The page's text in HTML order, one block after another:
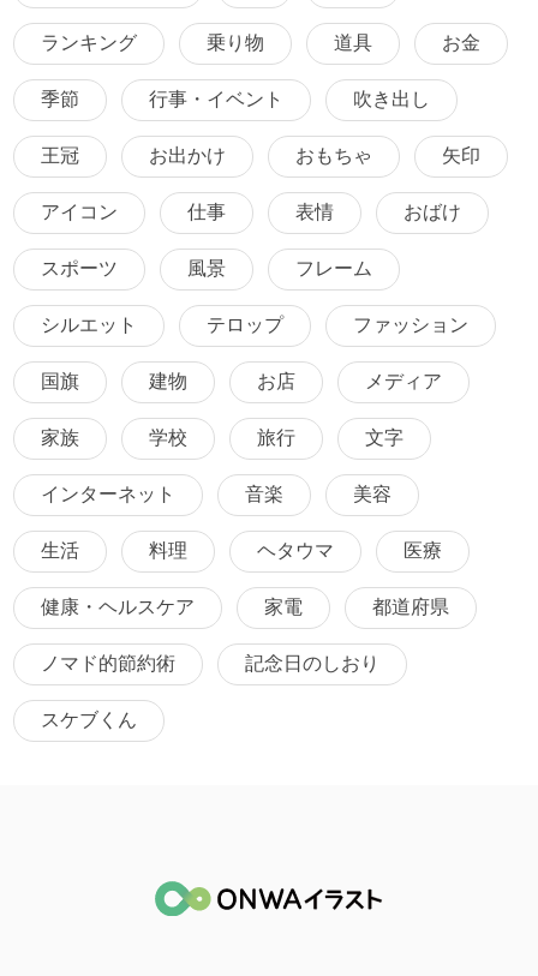
ランキング 乗り物 道具 お金
季節 行事・イベント 吹き出し
王冠 お出かけ おもちゃ 矢印
アイコン 仕事 表情 おばけ
スポーツ 風景 フレーム
シルエット テロップ ファッション
国旗 建物 お店 メディア
家族 学校 旅行 文字
インターネット 音楽 美容
生活 料理 ヘタウマ 医療
健康・ヘルスケア 家電 都道府県
ノマド的節約術 記念日のしおり
スケブくん